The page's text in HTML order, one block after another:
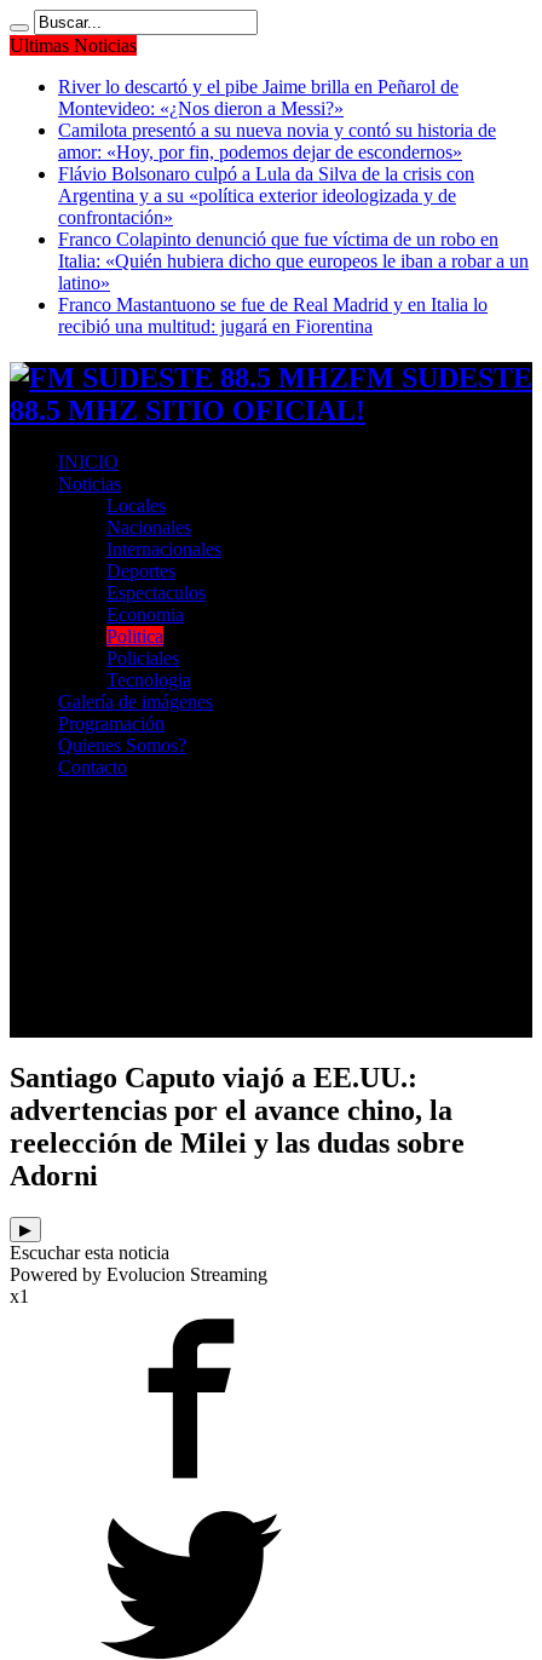
Ultimas Noticias
River lo descartó y el pibe Jaime brilla en Peñarol de
Montevideo: «¿Nos dieron a Messi?»
Camilota presentó a su nueva novia y contó su historia de
amor: «Hoy, por fin, podemos dejar de escondernos»
Flávio Bolsonaro culpó a Lula da Silva de la crisis con
Argentina y a su «política exterior ideologizada y de
confrontación»
Franco Colapinto denunció que fue víctima de un robo en
Italia: «Quién hubiera dicho que europeos le iban a robar a un
latino»
Franco Mastantuono se fue de Real Madrid y en Italia lo
recibió una multitud: jugará en Fiorentina
FM SUDESTE
88.5 MHZ SITIO OFICIAL!
INICIO
Noticias
Locales
Nacionales
Internacionales
Deportes
Espectaculos
Economia
Politica
Policiales
Tecnologia
Galería de imágenes
Programación
Quienes Somos?
Contacto
Santiago Caputo viajó a EE.UU.:
advertencias por el avance chino, la
reelección de Milei y las dudas sobre
Adorni
▶
Escuchar esta noticia
Powered by Evolucion Streaming
x1